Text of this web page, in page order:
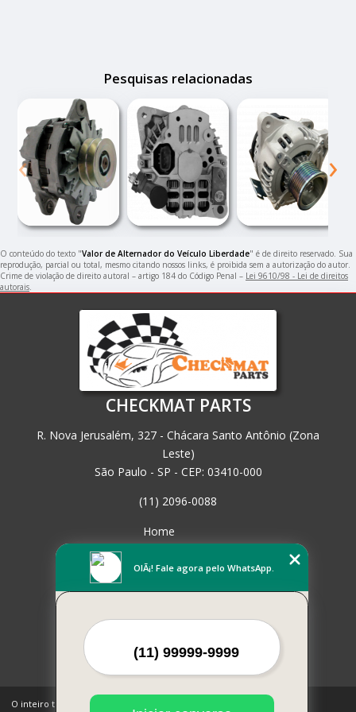
Pesquisas relacionadas
‹ ›
O conteúdo do texto "Valor de Alternador do Veículo Liberdade" é de direito reservado. Sua
reprodução, parcial ou total, mesmo citando nossos links, é proibida sem a autorização do autor.
Crime de violação de direito autoral – artigo 184 do Código Penal – Lei 9610/98 - Lei de direitos
autorais.
CHECKMAT PARTS
R. Nova Jerusalém, 327 - Chácara Santo Antônio (Zona
Leste)
São Paulo - SP - CEP: 03410-000
(11) 2096-0088
Home
Missão
Mapa do site
O inteiro teor deste site está sujeito à proteção de direitos autorais.
OlÃ¡! Fale agora pelo WhatsApp.